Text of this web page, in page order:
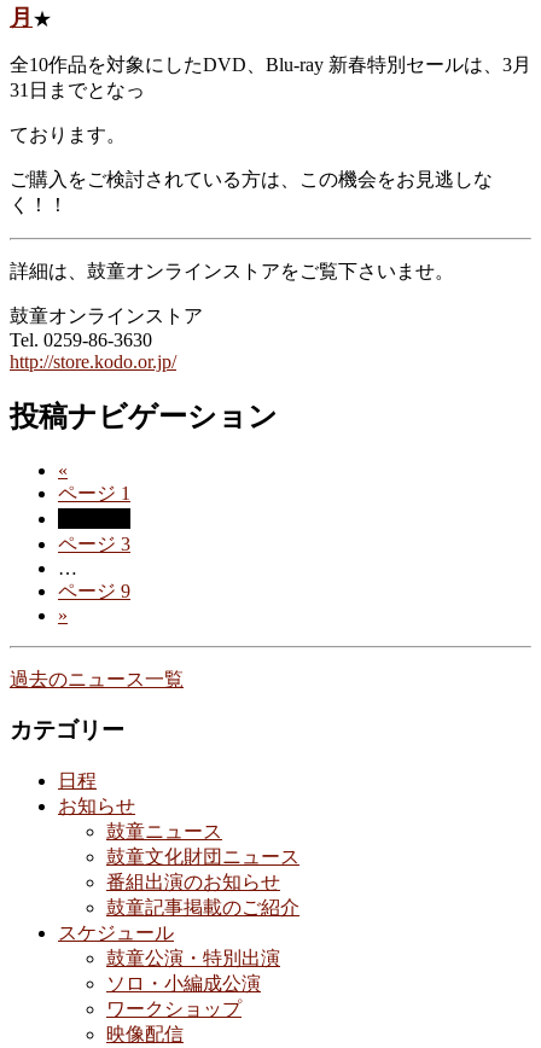
月 ★
全10作品を対象にしたDVD、Blu-ray 新春特別セールは、3月
31日までとなっ
ております。
ご購入をご検討されている方は、この機会をお見逃しな
く！！
詳細は、鼓童オンラインストアをご覧下さいませ。
鼓童オンラインストア
Tel. 0259-86-3630
http://store.kodo.or.jp/
投稿ナビゲーション
«
ページ 1
ページ 3
…
ページ 9
»
過去のニュース一覧
カテゴリー
日程
お知らせ
鼓童ニュース
鼓童文化財団ニュース
番組出演のお知らせ
鼓童記事掲載のご紹介
スケジュール
鼓童公演・特別出演
ソロ・小編成公演
ワークショップ
映像配信